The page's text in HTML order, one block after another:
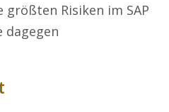
größten Risiken im SAP
dagegen